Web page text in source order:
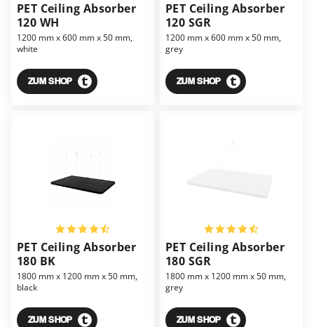
PET Ceiling Absorber
120 WH
1200 mm x 600 mm x 50 mm,
white
ZUM SHOP
PET Ceiling Absorber
120 SGR
1200 mm x 600 mm x 50 mm,
grey
ZUM SHOP
PET Ceiling Absorber
180 BK
1800 mm x 1200 mm x 50 mm,
black
ZUM SHOP
PET Ceiling Absorber
180 SGR
1800 mm x 1200 mm x 50 mm,
grey
ZUM SHOP